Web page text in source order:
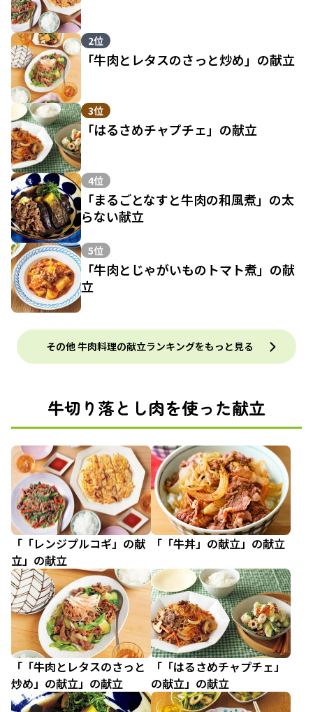
2位
「牛肉とレタスのさっと炒め」の献立
3位
「はるさめチャプチェ」の献立
4位
「まるごとなすと牛肉の和風煮」の太
らない献立
5位
「牛肉とじゃがいものトマト煮」の献
立
その他 牛肉料理の献立ランキングをもっと見る
牛切り落とし肉を使った献立
「「レンジプルコギ」の献
立」の献立
「「牛丼」の献立」の献立
「「牛肉とレタスのさっと
炒め」の献立」の献立
「「はるさめチャプチェ」
の献立」の献立